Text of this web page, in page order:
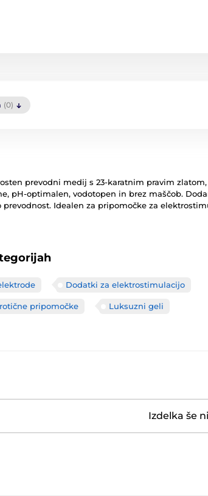
(0)
prevodni medij s 23-karatnim pravim
pH-optimalen, vodotopen in brez maščob.
Idealen za pripomočke za
Dodatki za elektrostimulacijo
pripomočke Luksuzni geli
Izdelka še